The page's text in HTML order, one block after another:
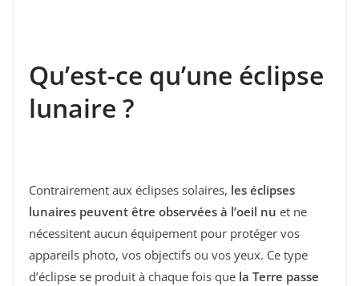
Qu’est-ce qu’une éclipse
lunaire ?
Contrairement aux éclipses solaires, les éclipses
lunaires peuvent être observées à l’oeil nu et ne
nécessitent aucun équipement pour protéger vos
appareils photo, vos objectifs ou vos yeux. Ce type
d’éclipse se produit à chaque fois que la Terre passe